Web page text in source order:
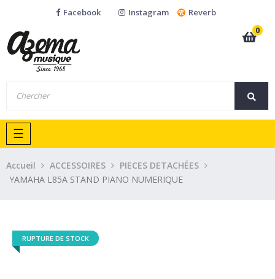
Facebook Instagram
Reverb
0
Basculer
la
navigation
☰
Accueil ACCESSOIRES
PIECES DETACHÉES
YAMAHA L85A STAND PIANO NUMERIQUE
RUPTURE DE STOCK